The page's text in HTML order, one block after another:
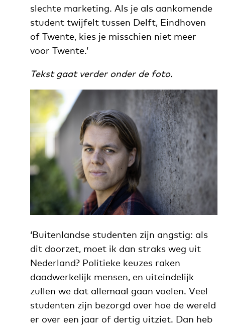
slechte marketing. Als je als aankomende
student twijfelt tussen Delft, Eindhoven
of Twente, kies je misschien niet meer
voor Twente.’
Tekst gaat verder onder de foto.
‘Buitenlandse studenten zijn angstig: als
dit doorzet, moet ik dan straks weg uit
Nederland? Politieke keuzes raken
daadwerkelijk mensen, en uiteindelijk
zullen we dat allemaal gaan voelen. Veel
studenten zijn bezorgd over hoe de wereld
er over een jaar of dertig uitziet. Dan heb